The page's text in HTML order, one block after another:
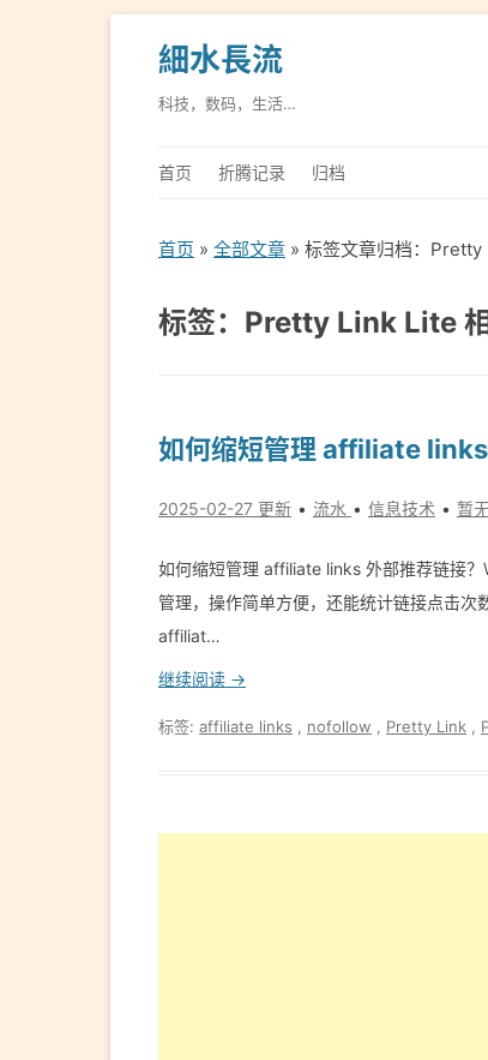
細水長流
科技，数码，生活…
首页 折腾记录 归档
首页 » 全部文章 » 标签文章归档：Pretty
标签：Pretty Link Lite
如何缩短管理 affiliate links
2025-02-27 更新 流水 信息技术 暂
如何缩短管理 affiliate links 外部推荐链接
管理，操作简单方便，还能统计链接点击
affiliat…
继续阅读 →
标签: affiliate links nofollow Pretty Link